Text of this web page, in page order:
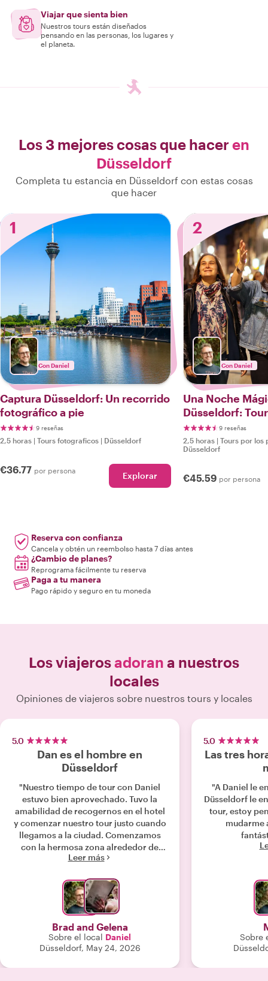
Viajar que sienta bien
Nuestros tours están diseñados
pensando en las personas, los lugares y
el planeta.
Los 3 mejores cosas que hacer en
Düsseldorf
Completa tu estancia en Düsseldorf con estas cosas
que hacer
1
Con Daniel
Captura Düsseldorf: Un recorrido
fotográfico a pie
9 reseñas
2,5 horas | Tours fotograficos | Düsseldorf
€36.77 por persona Explorar
2
Con Daniel
Una Noche
Düsseldorf:
9 reseñas
2,5 horas | Tours por los
Düsseldorf
€45.59 por persona
Reserva con confianza
Cancela y obtén un reembolso hasta 7 días antes
¿Cambio de planes?
Reprograma fácilmente tu reserva
Paga a tu manera
Pago rápido y seguro en tu moneda
Los viajerosadoran a nuestros
locales
Opiniones de viajeros sobre nuestros tours y locales
5.0
Dan es el hombre en
Düsseldorf
"Nuestro tiempo de tour con Daniel
estuvo bien aprovechado. Tuvo la
amabilidad de recogernos en el hotel
y comenzar nuestro tour justo cuando
llegamos a la ciudad. Comenzamos
con la hermosa zona alrededor de
nuestro hotel, viendo muchos de los
una pequeña explicación de cada una
de las cosas memorables que vimos
en Düsseldorf. Después de repasar
algo de la historia de Düsseldorf y
visitar tres iglesias separadas (un
placer poder entrar a las tres),
también vimos algunos de los
monumentos de la Segunda Guerra
Leer más
Brad and Gelena
Sobre el local Daniel
Düsseldorf, May 24, 2026
5.0
Las tres
"A Daniel le
Düsseldorf le
tour, estoy
mudarme
Sobre